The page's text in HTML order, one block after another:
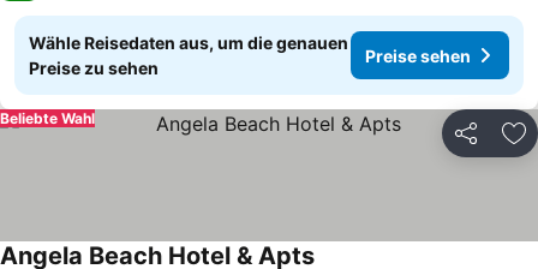
Wähle Reisedaten aus, um die genauen
Preise zu sehen
Preise sehen
Teilen
Beliebte Wahl
Angela Beach Hotel & Apts